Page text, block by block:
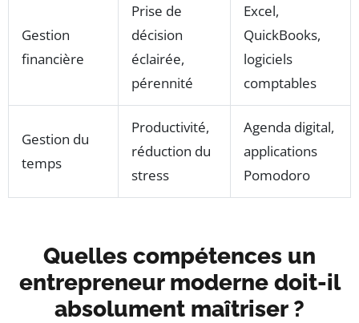
Gestion
financière
Prise de
décision
éclairée,
pérennité
Excel,
QuickBooks,
logiciels
comptables
Gestion du
temps
Productivité,
réduction du
stress
Agenda digital,
applications
Pomodoro
Quelles compétences un
entrepreneur moderne doit-il
absolument maîtriser ?